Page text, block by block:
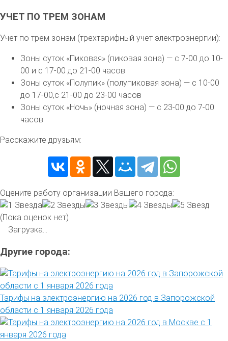
УЧЕТ ПО ТРЕМ ЗОНАМ
Учет по трем зонам (трехтарифный учет электроэнергии):
Зоны суток «Пиковая» (пиковая зона) — с 7-00 до 10-
00 и с 17-00 до 21-00 часов
Зоны суток «Полупик» (полупиковая зона) — с 10-00
до 17-00,с 21-00 до 23-00 часов
Зоны суток «Ночь» (ночная зона) — с 23-00 до 7-00
часов
Расскажите друзьям:
Оцените работу организации Вашего города:
(Пока оценок нет)
Загрузка...
Другие города:
Тарифы на электроэнергию на 2026 год в Запорожской
области с 1 января 2026 года